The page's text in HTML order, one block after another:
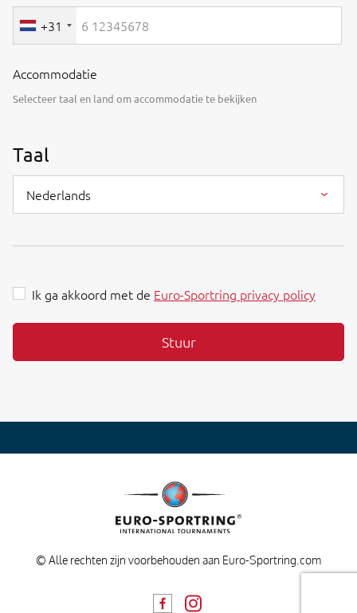
+31
Accommodatie
Selecteer taal en land om accommodatie te bekijken
Taal
Nederlands
Ik ga akkoord met de Euro-Sportring privacy policy
Stuur
© Alle rechten zijn voorbehouden aan Euro-Sportring.com